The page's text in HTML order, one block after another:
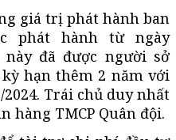
giá trị phát hành ban
phát hành từ ngày
này đã được người sở
hạn thêm 2 năm với
Trái chủ duy nhất
hàng TMCP Quân đội.